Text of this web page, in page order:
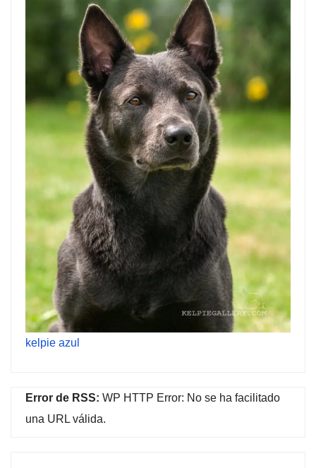
kelpie azul
Error de RSS: WP HTTP Error: No se ha facilitado
una URL válida.